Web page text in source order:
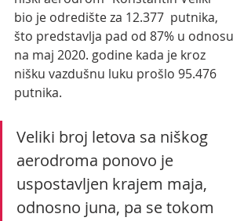
bio je odredište za 12.377  putnika,
što predstavlja pad od 87% u odnosu
na maj 2020. godine kada je kroz
nišku vazdušnu luku prošlo 95.476
putnika.
Veliki broj letova sa niškog
aerodroma ponovo je
uspostavljen krajem maja,
odnosno juna, pa se tokom